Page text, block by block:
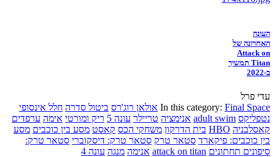
העונה
האחרונה של
Attack on
Titan תמשיך
ב-2022
עדי פרל
In this category: Final Space אולאן רוג'רס ביטול סדרה חלל אינסופי
נטפליקס adult swim אנימציה טריילר עונה 5 ריק ומורטי אימה ערפדים
קאסלבניה HBO בית הדרקון משחקי הכס קאסט מסע בין כוכבים מסע
בין כוכבים: פיקארד סטאר טרק סטאר טרק: דיסקוברי סטאר טרק:
סיפונים תחתונים attack on titan אנימה מנגה עונה 4